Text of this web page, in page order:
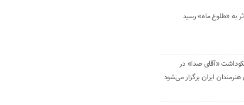
«آقای صدا» در
ایران برگزار می‌شود